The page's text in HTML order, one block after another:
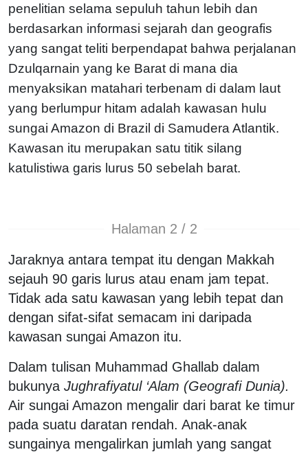
penelitian selama sepuluh tahun lebih dan
berdasarkan informasi sejarah dan geografis
yang sangat teliti berpendapat bahwa perjalanan
Dzulqarnain yang ke Barat di mana dia
menyaksikan matahari terbenam di dalam laut
yang berlumpur hitam adalah kawasan hulu
sungai Amazon di Brazil di Samudera Atlantik.
Kawasan itu merupakan satu titik silang
katulistiwa garis lurus 50 sebelah barat.
Halaman 2 / 2
Jaraknya antara tempat itu dengan Makkah
sejauh 90 garis lurus atau enam jam tepat.
Tidak ada satu kawasan yang lebih tepat dan
dengan sifat-sifat semacam ini daripada
kawasan sungai Amazon itu.
Dalam tulisan Muhammad Ghallab dalam
bukunya Jughrafiyatul ‘Alam (Geografi Dunia).
Air sungai Amazon mengalir dari barat ke timur
pada suatu daratan rendah. Anak-anak
sungainya mengalirkan jumlah yang sangat